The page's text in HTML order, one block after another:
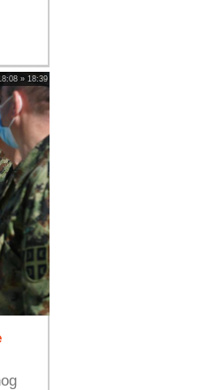
» 18:39